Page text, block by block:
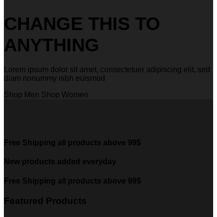
CHANGE THIS TO
ANYTHING
Lorem ipsum dolor sit amet, consectetuer adipiscing elit, sed
diam nonummy nibh euismod
Shop Men Shop Women
Free Shipping all products above 99$
New products added everyday
Free Shipping all products above 99$
Featured Products